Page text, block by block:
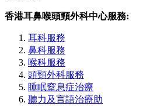
香港耳鼻喉頭頸外科中心服務:
耳科服務
鼻科服務
喉科服務
頭頸外科服務
睡眠窒息症治療
聽力及言語治療助